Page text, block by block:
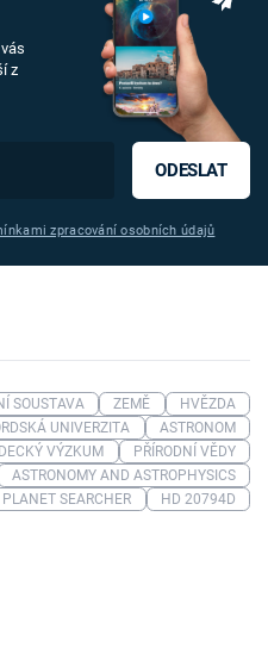
z
ODESLAT
zpracování osobních údajů
SOUSTAVA ZEMĚ
HVĚZDA
UNIVERZITA
ASTRONOM
VÝZKUM
PŘÍRODNÍ VĚDY
ASTRONOMY AND ASTROPHYSICS
SEARCHER
HD 20794D